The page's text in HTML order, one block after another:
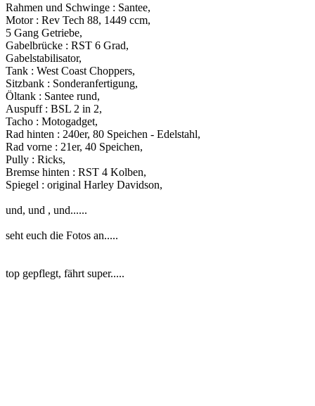
Rahmen und Schwinge : Santee,
Motor : Rev Tech 88, 1449 ccm,
5 Gang Getriebe,
Gabelbrücke : RST 6 Grad,
Gabelstabilisator,
Tank : West Coast Choppers,
Sitzbank : Sonderanfertigung,
Öltank : Santee rund,
Auspuff : BSL 2 in 2,
Tacho : Motogadget,
Rad hinten : 240er, 80 Speichen - Edelstahl,
Rad vorne : 21er, 40 Speichen,
Pully : Ricks,
Bremse hinten : RST 4 Kolben,
Spiegel : original Harley Davidson,
und, und , und......
seht euch die Fotos an.....
top gepflegt, fährt super.....